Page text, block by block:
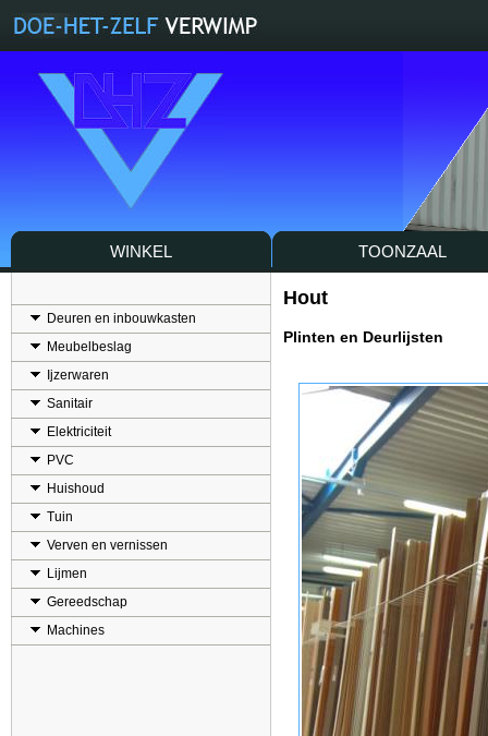
WINKEL TOONZAAL
Deuren en inbouwkasten
Meubelbeslag
Ijzerwaren
Sanitair
Elektriciteit
PVC
Huishoud
Tuin
Verven en vernissen
Lijmen
Gereedschap
Machines
Hout
Plinten en Deurlijsten